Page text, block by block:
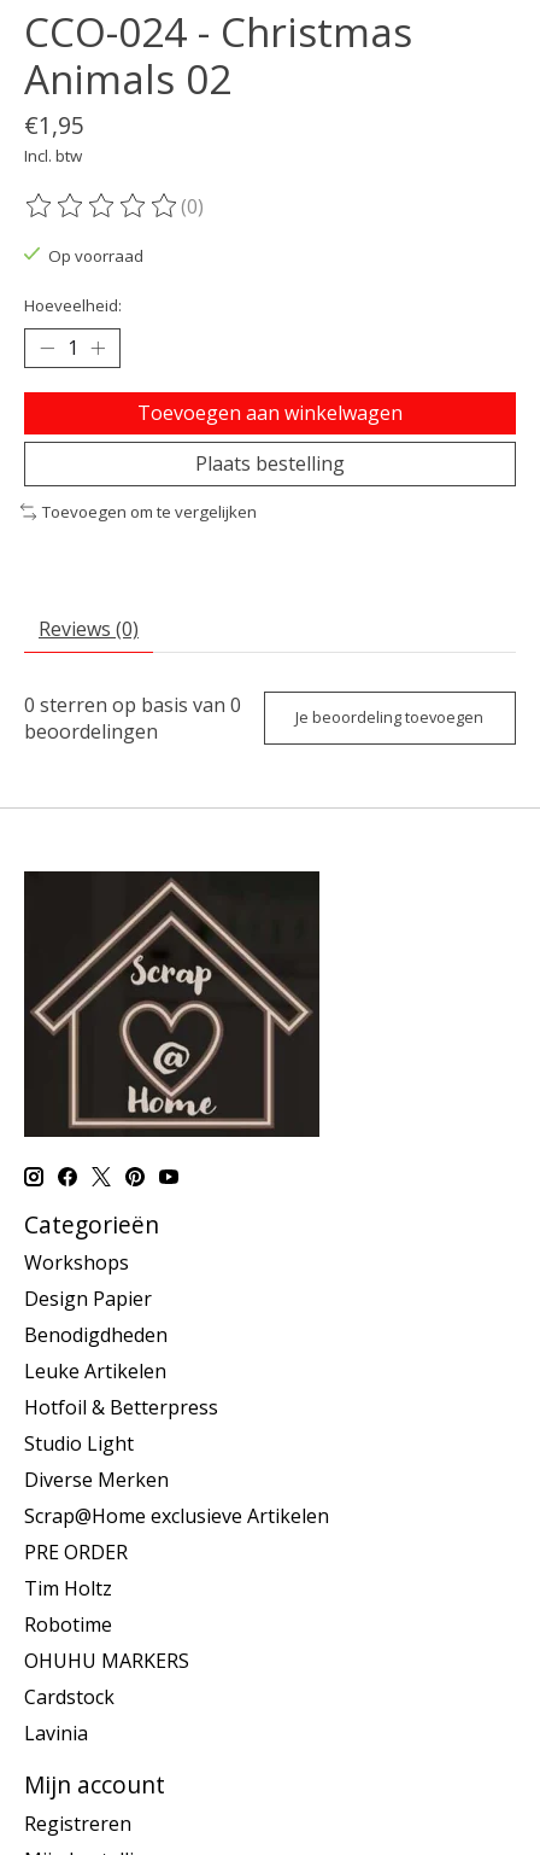
CCO-024 - Christmas
Animals 02
€1,95
Incl. btw
De beoordeling van dit product is
(0)
Op voorraad
Hoeveelheid:
Toevoegen aan winkelwagen
Plaats bestelling
Toevoegen om te vergelijken
Reviews (0)
0 sterren op basis van 0
beoordelingen
Je beoordeling toevoegen
Categorieën
Workshops
Design Papier
Benodigdheden
Leuke Artikelen
Hotfoil & Betterpress
Studio Light
Diverse Merken
Scrap@Home exclusieve Artikelen
PRE ORDER
Tim Holtz
Robotime
OHUHU MARKERS
Cardstock
Lavinia
Mijn account
Registreren